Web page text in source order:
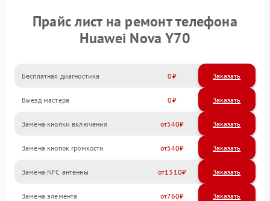
Прайс лист на ремонт телефона
Huawei Nova Y70
Бесплатная диагностика 0 Заказать
Выезд мастера 0 Заказать
Замена кнопки включения 540
Замена кнопок громкости 540
Замена NFC антенны 1310
Замена элемента 760